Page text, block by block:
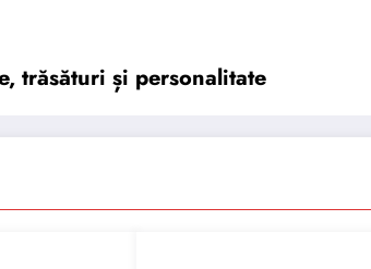
trăsături și personalitate